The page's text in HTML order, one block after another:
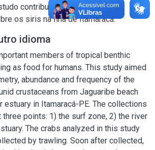
contribuiu para ampliar os
os siris na Ilha de Itamaracá.
idioma
members of tropical benthic
as food for humans. This study aimed
abundance and frequency of the
crustaceans from Jaguaribe beach
estuary in Itamaracá-PE. The collections
three points: 1) the surf zone, 2) the river
The crabs analyzed in this study
by trawling. Soon after collected,